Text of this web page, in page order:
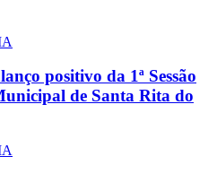
positivo da 1ª Sessão
de Santa Rita do